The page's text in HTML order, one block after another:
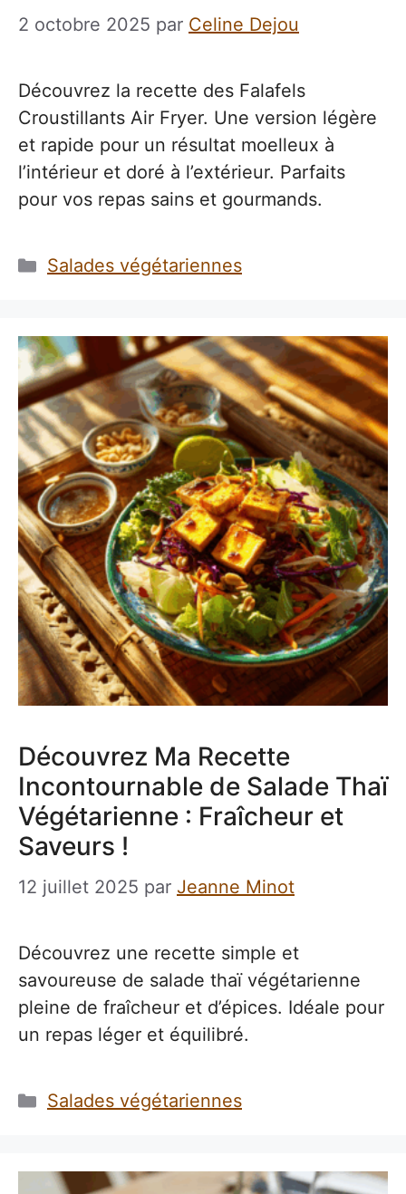
2 octobre 2025 par Celine Dejou
Découvrez la recette des Falafels
Croustillants Air Fryer. Une version légère
et rapide pour un résultat moelleux à
l’intérieur et doré à l’extérieur. Parfaits
pour vos repas sains et gourmands.
Catégories
Salades végétariennes
Découvrez Ma Recette
Incontournable de Salade Thaï
Végétarienne : Fraîcheur et
Saveurs !
12 juillet 2025 par Jeanne Minot
Découvrez une recette simple et
savoureuse de salade thaï végétarienne
pleine de fraîcheur et d’épices. Idéale pour
un repas léger et équilibré.
Catégories
Salades végétariennes